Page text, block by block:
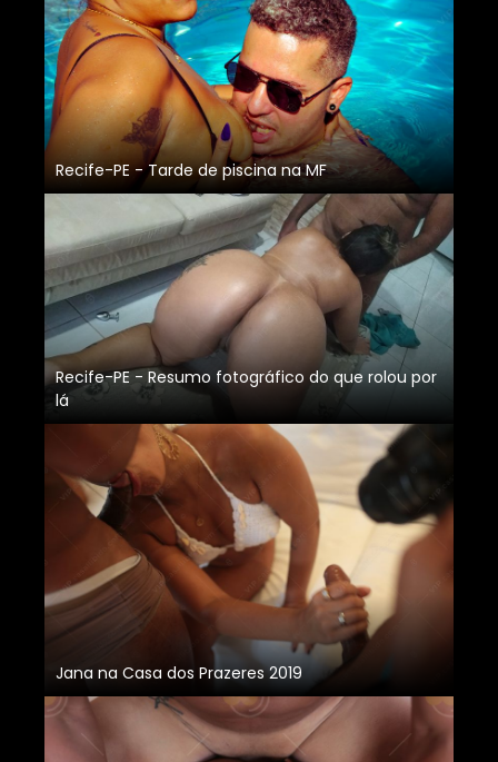
Recife-PE - Tarde de piscina na MF
Recife-PE - Resumo fotográfico do que rolou por
lá
Jana na Casa dos Prazeres 2019